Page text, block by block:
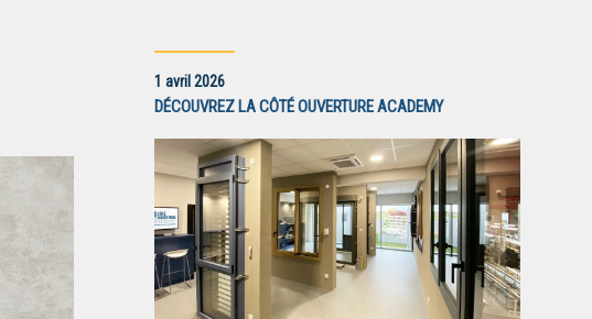
1 avril 2026
DÉCOUVREZ LA CÔTÉ OUVERTURE ACADEMY